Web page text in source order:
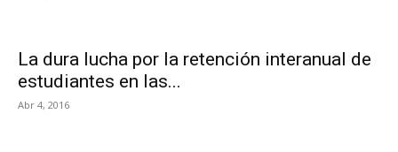
La dura lucha por la retención interanual de
estudiantes en las...
Abr 4, 2016